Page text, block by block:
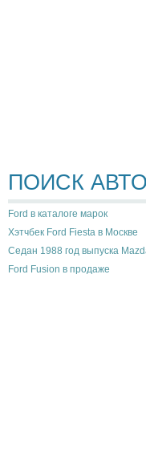
ПОИСК
Ford в каталоге марок
Хэтчбек Ford Fiesta в Москве
Седан 1988 год выпуска
Ford Fusion в продаже